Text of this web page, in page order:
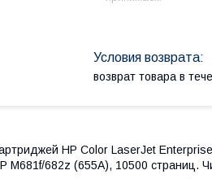
возврат товара в
HP Color LaserJet
M681f/682z (655A), 10500 страниц.